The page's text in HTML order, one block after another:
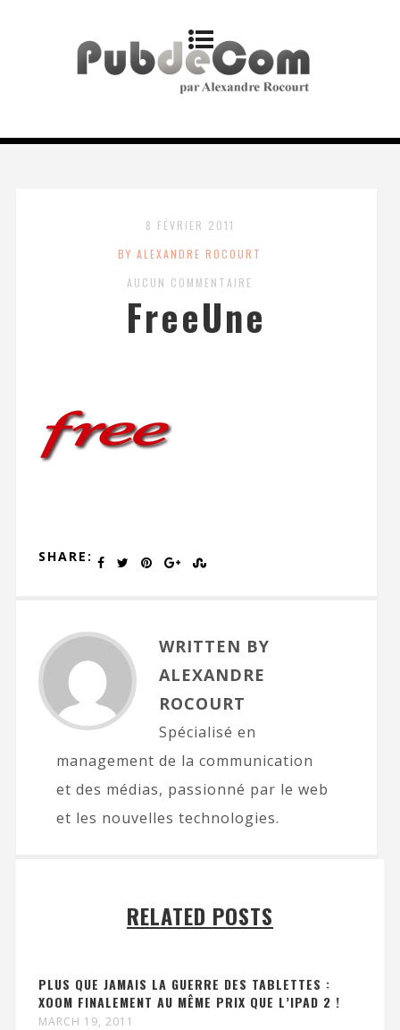
8 FÉVRIER 2011
BY ALEXANDRE ROCOURT
AUCUN COMMENTAIRE
FreeUne
SHARE:
WRITTEN BY
ALEXANDRE
ROCOURT
Spécialisé en
management de la communication
et des médias, passionné par le web
et les nouvelles technologies.
RELATED POSTS
PLUS QUE JAMAIS LA GUERRE DES TABLETTES :
XOOM FINALEMENT AU MÊME PRIX QUE L’IPAD 2 !
MARCH 19, 2011